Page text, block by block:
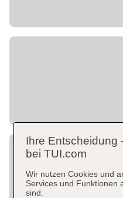
Ihre Entscheidung
bei TUI.com
Wir nutzen Cookies und
Services und Funktionen
sind.